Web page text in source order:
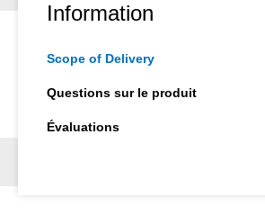
Information
Scope of Delivery
Questions sur le produit
Évaluations